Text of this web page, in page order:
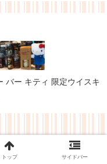
バー キティ 限定ウイスキ
トップ サイドバー